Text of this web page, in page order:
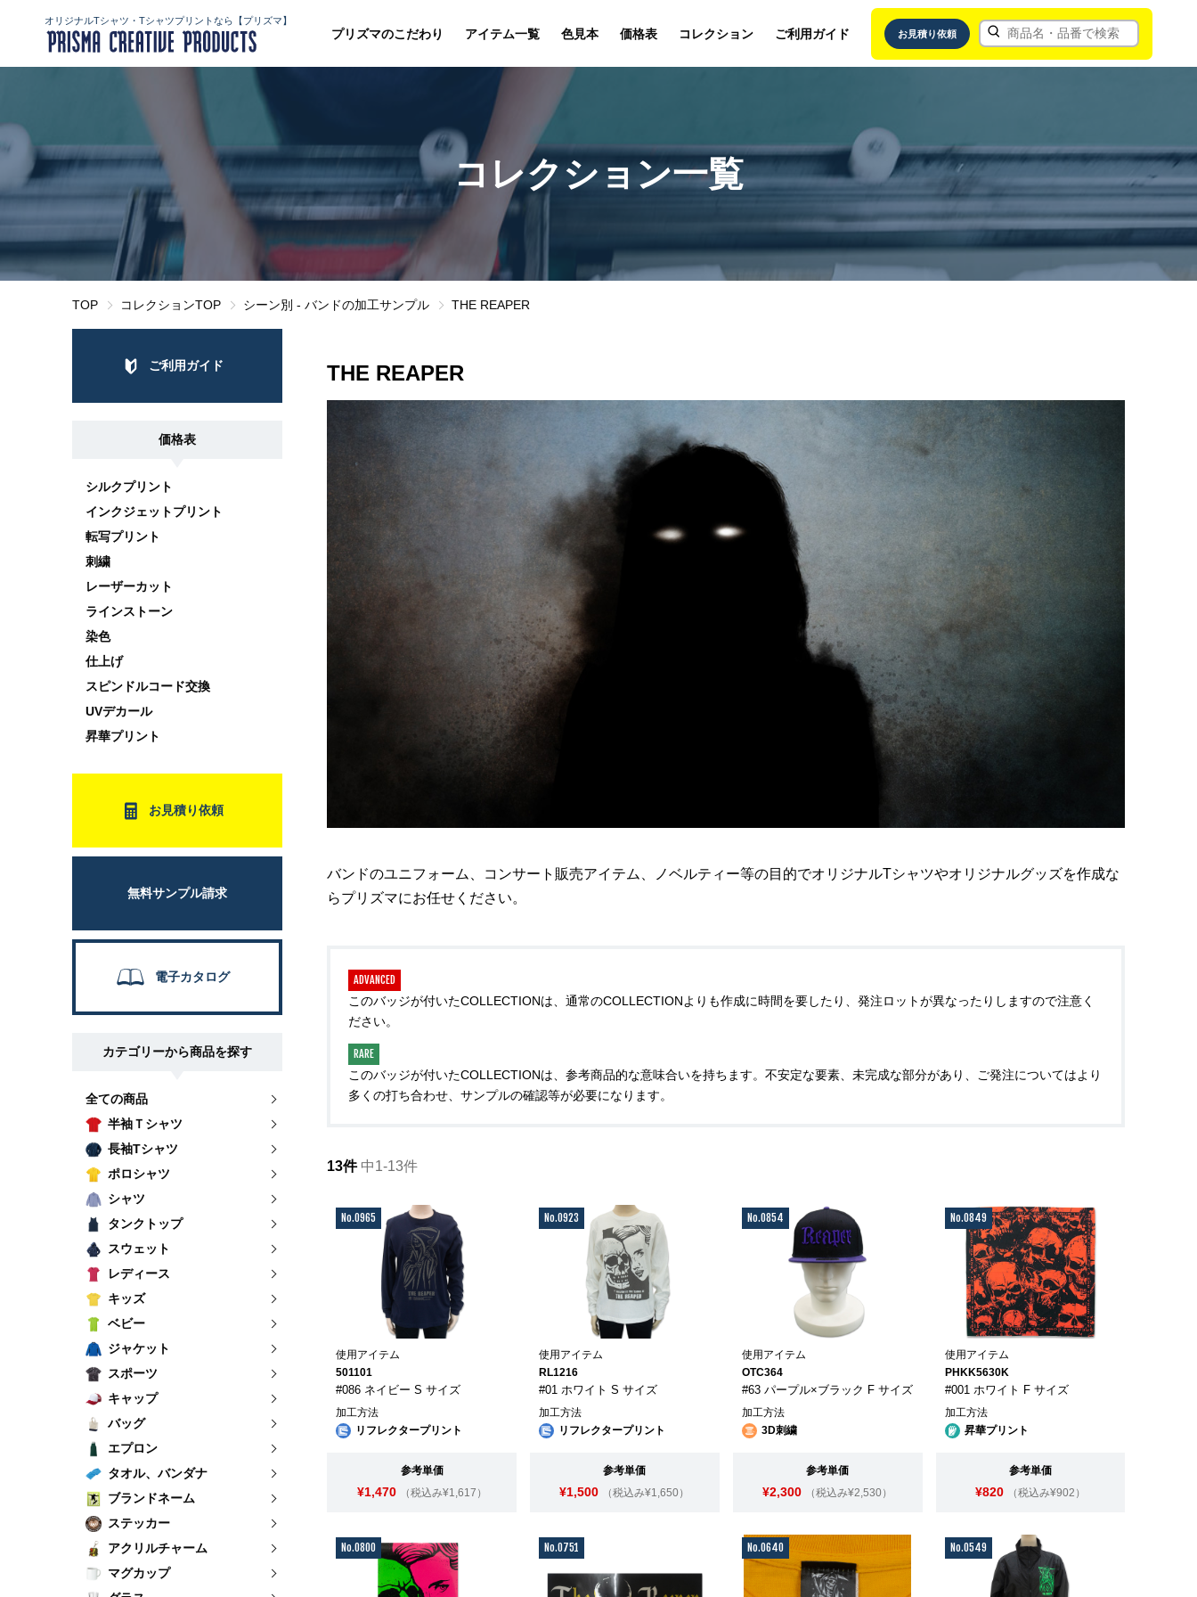
オリジナルTシャツ・Tシャツプリントなら【プリズマ】
プリズマのこだわり アイテム一覧 色見本 価格表 コレクション ご利用ガイド お見積り依頼
コレクション一覧
TOP コレクションTOP シーン別 - バンドの加工サンプル THE REAPER
ご利用ガイド
価格表
シルクプリント
インクジェットプリント
転写プリント
刺繍
レーザーカット
ラインストーン
染色
仕上げ
スピンドルコード交換
UVデカール
昇華プリント
お見積り依頼
無料サンプル請求
電子カタログ
カテゴリーから商品を探す
全ての商品
半袖Ｔシャツ
長袖Tシャツ
ポロシャツ
シャツ
タンクトップ
スウェット
レディース
キッズ
ベビー
ジャケット
スポーツ
キャップ
バッグ
エプロン
タオル、バンダナ
ブランドネーム
ステッカー
アクリルチャーム
マグカップ
THE REAPER
バンドのユニフォーム、コンサート販売アイテム、ノベルティー等の目的でオリジナルTシャツやオリジナルグッズを作成な
らプリズマにお任せください。
ADVANCED
このバッジが付いたCOLLECTIONは、通常のCOLLECTIONよりも作成に時間を要したり、発注ロットが異なったりしますので注意く
ださい。
RARE
このバッジが付いたCOLLECTIONは、参考商品的な意味合いを持ちます。不安定な要素、未完成な部分があり、ご発注についてはより
多くの打ち合わせ、サンプルの確認等が必要になります。
13件 中1-13件
No.0965
使用アイテム
501101
#086 ネイビー S サイズ
加工方法
リフレクタープリント
参考単価
¥1,470 （税込み¥1,617）
No.0923
使用アイテム
RL1216
#01 ホワイト S サイズ
加工方法
リフレクタープリント
参考単価
¥1,500 （税込み¥1,650）
No.0854
使用アイテム
OTC364
#63 パープル×ブラック F サイズ
加工方法
3D刺繍
参考単価
¥2,300 （税込み¥2,530）
No.0849
使用アイテム
PHKK5630K
#001 ホワイト F サイズ
加工方法
昇華プリント
参考単価
¥820 （税込み¥902）
No.0800 No.0751 No.0640 No.0549